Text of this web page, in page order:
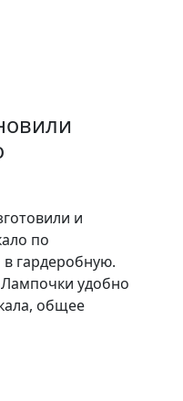
и
по
гардеробную.
удобно
общее